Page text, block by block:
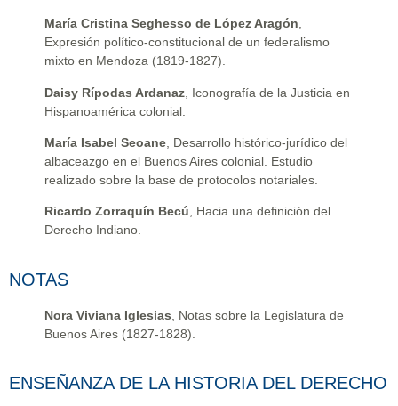
María Cristina Seghesso de López Aragón,
Expresión político-constitucional de un federalismo
mixto en Mendoza (1819-1827).
Daisy Rípodas Ardanaz , Iconografía de la Justicia en
Hispanoamérica colonial.
María Isabel Seoane , Desarrollo histórico-jurídico del
albaceazgo en el Buenos Aires colonial. Estudio
realizado sobre la base de protocolos notariales.
Ricardo Zorraquín Becú, Hacia una definición del
Derecho Indiano.
NOTAS
Nora Viviana Iglesias , Notas sobre la Legislatura de
Buenos Aires (1827-1828).
ENSEÑANZA DE LA HISTORIA DEL DERECHO